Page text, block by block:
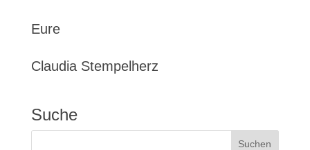
Eure
Claudia Stempelherz
Suche